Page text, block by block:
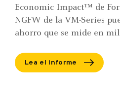
Economic Impact™ de
NGFW de la VM-Series
ahorro que se mide en
Lea el informe